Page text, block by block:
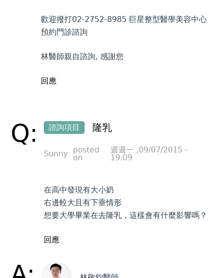
歡迎撥打02-2752-8985 巨星整型醫學美容中心
預約門診諮詢
林醫師親自諮詢, 感謝您
回應
Q: 諮詢項目 隆乳
Sunny
posted
on
週週一 ,09/07/2015 -
19:09
在高中發現有大小奶
右邊較大且有下垂情形
想要大學畢業在去隆乳，這樣會有什麼影響嗎？
回應